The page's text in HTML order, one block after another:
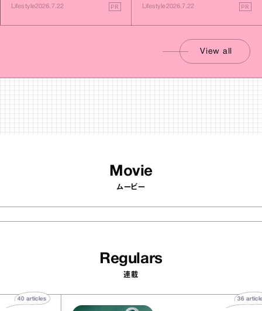
Lifestyle2026.7.22 PR Lifestyle2026.7.22 PR
View all
Movie
ムービー
Regulars
連載
40 articles